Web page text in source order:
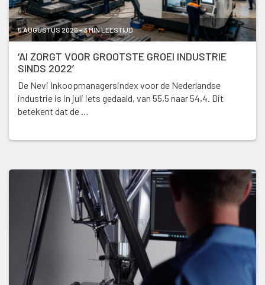
5 AUGUSTUS 2026 - 3 MIN LEESTIJD
‘AI ZORGT VOOR GROOTSTE GROEI INDUSTRIE
SINDS 2022’
De Nevi Inkoopmanagersindex voor de Nederlandse
industrie is in juli iets gedaald, van 55,5 naar 54,4. Dit
betekent dat de …